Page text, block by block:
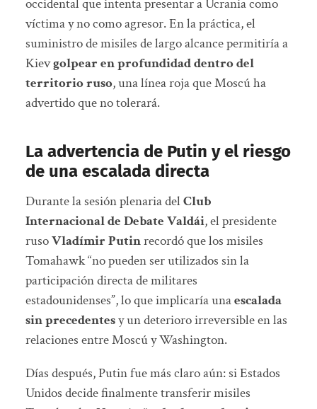
occidental que intenta presentar a Ucrania como
víctima y no como agresor. En la práctica, el
suministro de misiles de largo alcance permitiría a
Kievgolpear en profundidad dentro del
territorio ruso, una línea roja que Moscú ha
advertido que no tolerará.
La advertencia de Putin y el riesgo
de una escalada directa
Durante la sesión plenaria delClub
Internacional de Debate Valdái, el presidente
rusoVladímir Putinrecordó que los misiles
Tomahawk “no pueden ser utilizados sin la
participación directa de militares
estadounidenses”, lo que implicaría unaescalada
sin precedentesy un deterioro irreversible en las
relaciones entre Moscú y Washington.
Días después, Putin fue más claro aún: si Estados
Unidos decide finalmente transferir misiles